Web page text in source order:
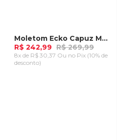
-10%Moletom Ecko Capuz Marky Azul Marinho
R$ 242,99 R$ 269,99
8x de R$ 30,37 Ou no Pix (10% de
desconto)